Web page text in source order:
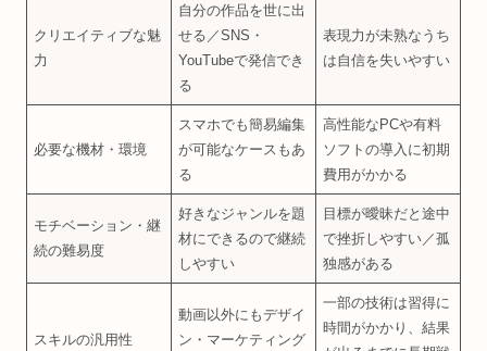
クリエイティブな魅
力
自分の作品を世に出
せる／SNS・
YouTubeで発信でき
る
表現力が未熟なうち
は自信を失いやすい
必要な機材・環境
スマホでも簡易編集
が可能なケースもあ
る
高性能なPCや有料
ソフトの導入に初期
費用がかかる
モチベーション・継
続の難易度
好きなジャンルを題
材にできるので継続
しやすい
目標が曖昧だと途中
で挫折しやすい／孤
独感がある
スキルの汎用性
動画以外にもデザイ
ン・マーケティング
一部の技術は習得に
時間がかかり、結果